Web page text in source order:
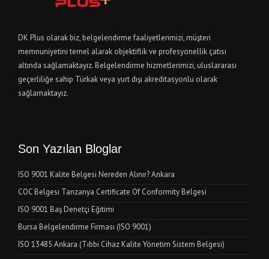
DK Plus olarak biz, belgelendirme faaliyetlerimizi, müşteri
memnuniyetini temel alarak objektiflik ve profesyonellik çatısı
altında sağlamaktayız. Belgelendirme hizmetlerimizi, uluslararası
geçerliliğe sahip Türkak veya yurt dışı akreditasyonlu olarak
sağlamaktayız.
Son Yazılan Bloglar
ISO 9001 Kalite Belgesi Nereden Alınır? Ankara
COC Belgesi Tanzanya Certificate Of Conformity Belgesi
ISO 9001 Baş Denetçi Eğitimi
Bursa Belgelendirme Firması (ISO 9001)
ISO 13485 Ankara (Tıbbi Cihaz Kalite Yönetim Sistem Belgesi)